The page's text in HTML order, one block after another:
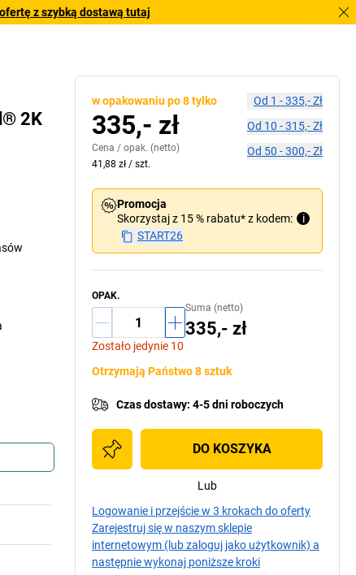
z szybką dostawą tutaj
2K
w opakowaniu po 8 tylko
335,- zł
Cena / opak. (netto)
41,88 zł / szt.
Od 1 -335,- Zł
Od 10 -315,- Zł
Od 50 -300,- Zł
Promocja
Skorzystaj z 15 % rabatu* z kodem:
i
START26
OPAK.
Zostało jedynie 10
Suma (netto)
335,- zł
Otrzymają Państwo 8 sztuk
Czas dostawy: 4-5 dni roboczych
DO KOSZYKA
Lub
Logowanie i przejście w 3 krokach do oferty
Zarejestruj się w naszym sklepie
internetowym (lub zaloguj jako użytkownik) a
następnie wykonaj poniższe kroki